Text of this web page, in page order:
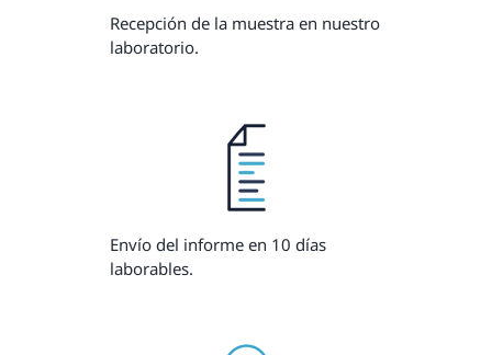
Recepción de la muestra en nuestro
laboratorio.
Envío del informe en 10 días
laborables.